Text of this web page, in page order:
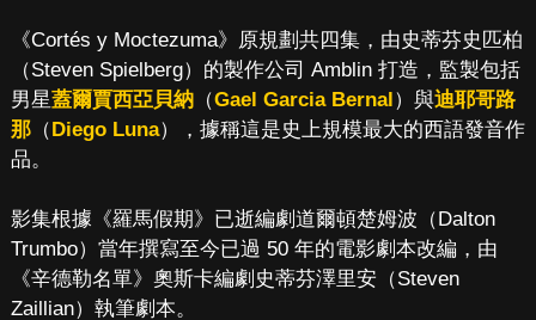
《Cortés y Moctezuma》原規劃共四集，由史蒂芬史匹柏
（Steven Spielberg）的製作公司 Amblin 打造，監製包括
男星蓋爾賈西亞貝納（Gael Garcia Bernal）與迪耶哥路
那（Diego Luna），據稱這是史上規模最大的西語發音作
品。
影集根據《羅馬假期》已逝編劇道爾頓楚姆波（Dalton
Trumbo）當年撰寫至今已過 50 年的電影劇本改編，由
《辛德勒名單》奧斯卡編劇史蒂芬澤里安（Steven
Zaillian）執筆劇本。